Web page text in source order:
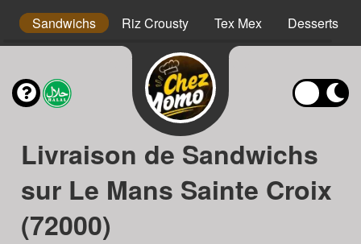
Sandwichs Riz Crousty Tex Mex Desserts
Livraison de Sandwichs
sur Le Mans Sainte Croix
(72000)